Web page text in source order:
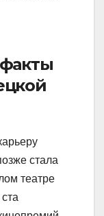
стала
театре